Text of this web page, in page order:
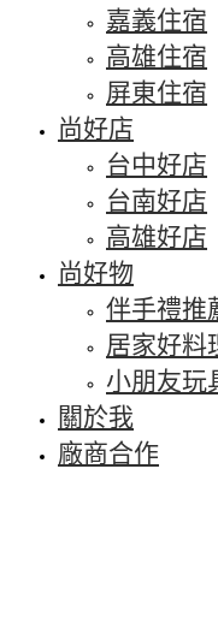
嘉義住宿
高雄住宿
屏東住宿
尚好店
台中好店
台南好店
高雄好店
尚好物
伴手禮推
居家好料
小朋友玩
關於我
廠商合作